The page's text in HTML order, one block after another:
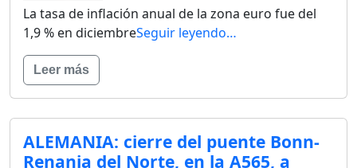
La tasa de inflación anual de la zona euro fue del
1,9 % en diciembreSeguir leyendo…
Leer más
ALEMANIA: cierre del puente Bonn-
Renania del Norte, en la A565, a